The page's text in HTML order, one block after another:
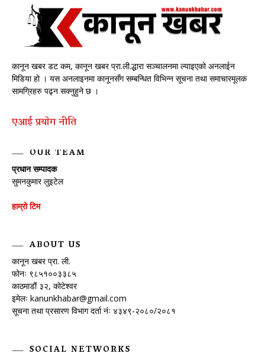
कानून खबर डट कम, कानून खबर प्रा.ली.द्धारा सञ्चालनमा ल्याइएको अनलाईन
मिडिया हो । यस अनलाइनमा कानूनसँग सम्बन्धित विभिन्न सूचना तथा समाचारमूलक
सामग्रिहरु पढ्न सक्नुहुने छ ।
एआई प्रयाेग नीति
OUR TEAM
प्रधान सम्पादक
सुमनकुमार लुइटेल
हाम्रो टिम
ABOUT US
कानून खबर प्रा. ली.
फोनः ९८५१००३३८५
काठमाडौं ३२, कोटेश्वर
इमेलः kanunkhabar@gmail.com
सूचना तथा प्रसारण विभाग दर्ता नंः ४३४९-२०८०/२०८१
SOCIAL NETWORKS